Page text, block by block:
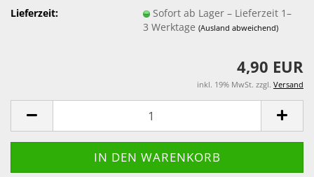
Lieferzeit:
Sofort ab Lager – Lieferzeit 1–
3 Werktage(Ausland abweichend)
4,90 EUR
inkl. 19% MwSt. zzgl. Versand